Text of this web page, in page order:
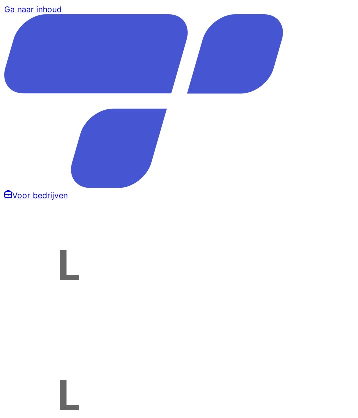
Ga naar inhoud
Voor bedrijven